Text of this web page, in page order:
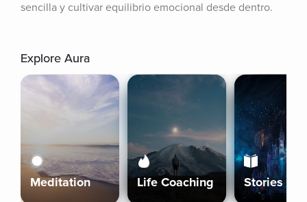
sencilla y cultivar equilibrio emocional desde dentro.
Explore Aura
Meditation Life Coaching Stories